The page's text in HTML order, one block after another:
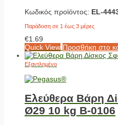
Κωδικός προϊόντος: EL-
Παράδοση σε 1 έως 3 μέρες
€1.69
Quick View Προσθήκη στο
Εξαντλημένο
Ελεύθερα Βάρη
Ø29 10 kg Β-0106